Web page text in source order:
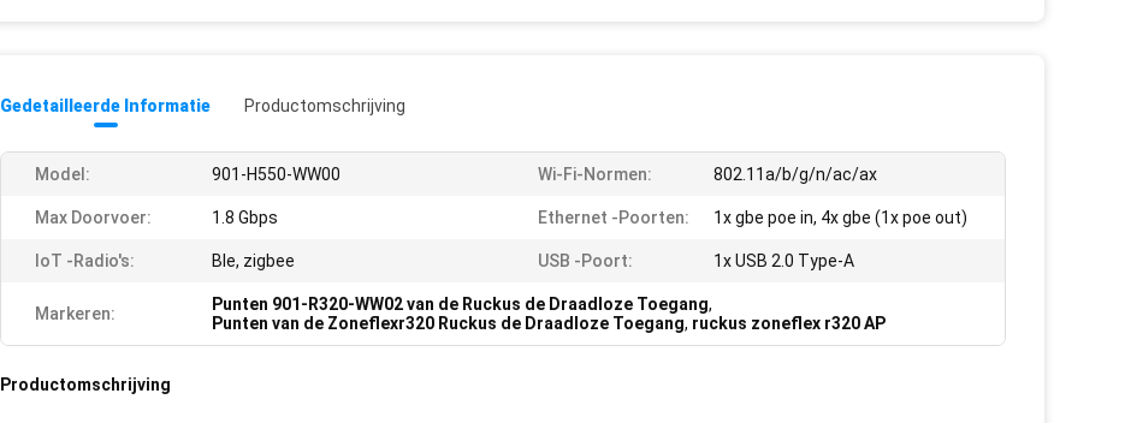
Gedetailleerde Informatie Productomschrijving
Model: 901-H550-WW00 Wi-Fi-Normen: 802.11a/b/g/n/ac/ax
Max Doorvoer: 1.8 Gbps Ethernet -poorten: 1x gbe poe in, 4x gbe (1x poe out)
IoT -radio's: Ble, zigbee USB -poort: 1x USB 2.0 Type-A
Markeren: Punten 901-R320-WW02 van de Ruckus de Draadloze Toegang,
Punten van de Zoneflexr320 Ruckus de Draadloze Toegang, ruckus zoneflex r320 AP
Productomschrijving